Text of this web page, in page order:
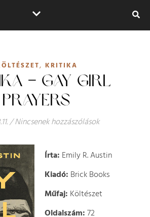
, KRITIKA
– GAY GIRL
PRAYERS
/Nincsenek hozzászólások
Írta: Emily R. Austin
Kiadó: Brick Books
Műfaj: Költészet
Oldalszám:72